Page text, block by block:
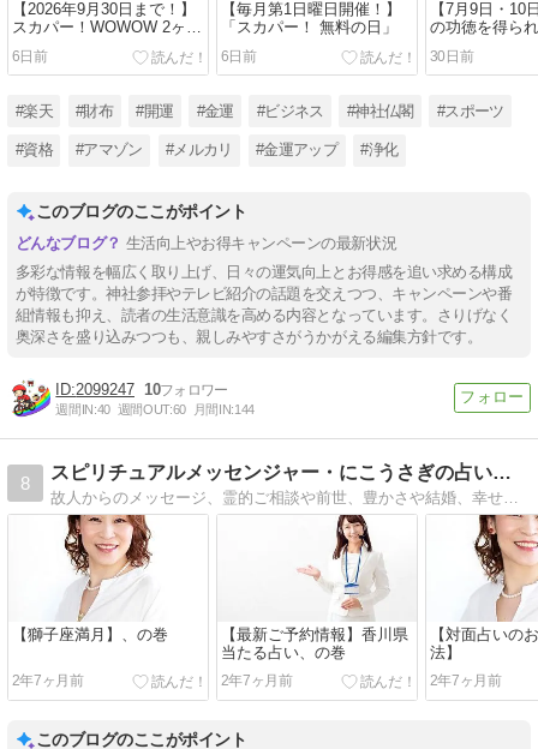
【2026年9月30日まで！】
スカパー！WOWOW 2ヶ月
半額キャンペーン
6日前
【毎月第1日曜日開催！】
「スカパー！ 無料の日」
6日前
【7月9日・10
の功徳を得ら
京 浅草寺 四
おずき市
30日前
#楽天 #財布 #開運 #金運 #ビジネス #神社仏閣 #スポーツ
#資格 #アマゾン #メルカリ #金運アップ #浄化
このブログのここがポイント
生活向上やお得キャンペーンの最新状況
多彩な情報を幅広く取り上げ、日々の運気向上とお得感を追い求める構成
が特徴です。神社参拝やテレビ紹介の話題を交えつつ、キャンペーンや番
組情報も抑え、読者の生活意識を高める内容となっています。さりげなく
奥深さを盛り込みつつも、親しみやすさがうかがえる編集方針です。
2099247 10
週間IN:40 週間OUT:60 月間IN:144
8
スピリチュアルメッセンジャー・にこうさぎの占いと心霊のあいだ
故人からのメッセージ、霊的ご相談や前世、豊かさや結婚、幸せに導く女神様の鍵をお渡しできます。
【獅子座満月】、の巻
2年7ヶ月前
【最新ご予約情報】香川県
当たる占い、の巻
2年7ヶ月前
【対面占いの
法】
2年7ヶ月前
このブログのここがポイント